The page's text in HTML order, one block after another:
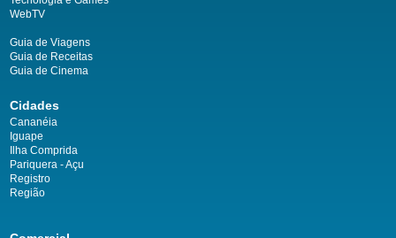
WebTV
Guia de Viagens
Guia de Receitas
Guia de Cinema
Cidades
Cananéia
Iguape
Ilha Comprida
Pariquera - Açu
Registro
Região